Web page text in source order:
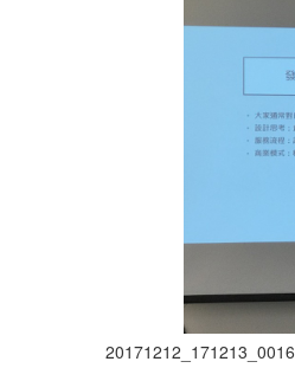
20171212_171213_0016